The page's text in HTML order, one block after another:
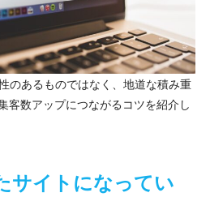
のあるものではなく、地道な積み重
客数アップにつながるコツを紹介し
サイトになってい